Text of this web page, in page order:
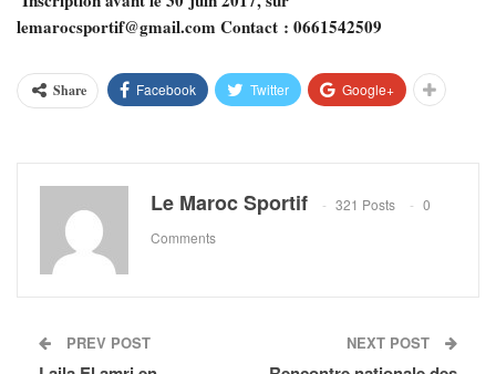
lemarocsportif@gmail.com Contact : 0661542509
Share Facebook Twitter Google+
Le Maroc Sportif 321 Posts
0
Comments
PREV POST NEXT POST